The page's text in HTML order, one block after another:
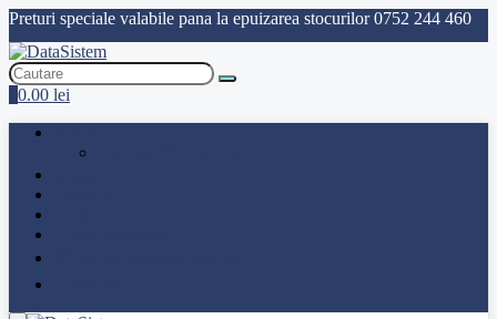
Preturi speciale valabile pana la epuizarea stocurilor0752 244 460
0.00 lei